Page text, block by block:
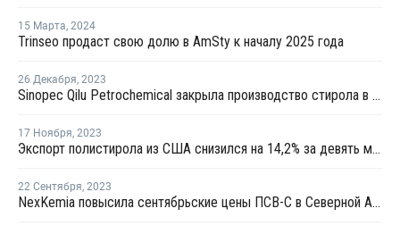
15 Марта, 2024
Trinseo продаст свою долю в AmSty к началу 2025 года
26 Декабря, 2023
Sinopec Qilu Petrochemical закрыла производство стирола в Китае на ремонт
17 Ноября, 2023
Экспорт полистирола из США снизился на 14,2% за девять месяцев
22 Сентября, 2023
NexKemia повысила сентябрьские цены ПСВ-С в Северной Америке